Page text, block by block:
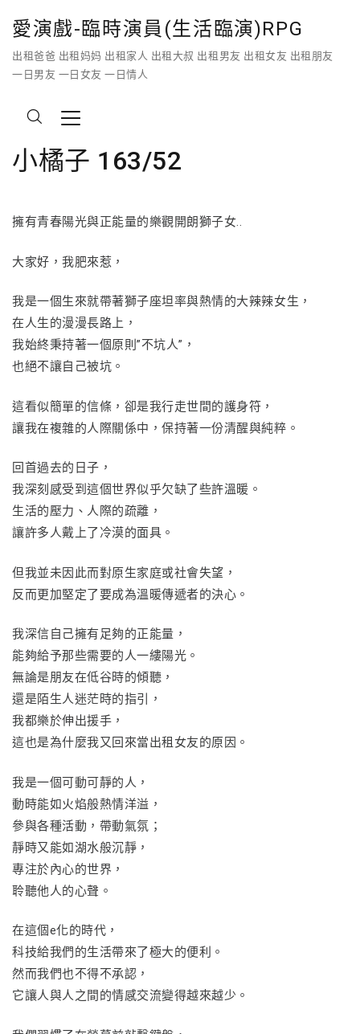
愛演戲-臨時演員(生活臨演)RPG
出租爸爸 出租妈妈 出租家人 出租大叔 出租男友 出租女友 出租朋友
一日男友 一日女友 一日情人
小橘子 163/52
擁有青春陽光與正能量的樂觀開朗獅子女..
大家好，我肥來惹，
我是一個生來就帶著獅子座坦率與熱情的大辣辣女生，
在人生的漫漫長路上，
我始終秉持著一個原則”不坑人”，
也絕不讓自己被坑。
這看似簡單的信條，卻是我行走世間的護身符，
讓我在複雜的人際關係中，保持著一份清醒與純粹。
回首過去的日子，
我深刻感受到這個世界似乎欠缺了些許溫暖。
生活的壓力、人際的疏離，
讓許多人戴上了冷漠的面具。
但我並未因此而對原生家庭或社會失望，
反而更加堅定了要成為溫暖傳遞者的決心。
我深信自己擁有足夠的正能量，
能夠給予那些需要的人一縷陽光。
無論是朋友在低谷時的傾聽，
還是陌生人迷茫時的指引，
我都樂於伸出援手，
這也是為什麼我又回來當出租女友的原因。
我是一個可動可靜的人，
動時能如火焰般熱情洋溢，
參與各種活動，帶動氣氛；
靜時又能如湖水般沉靜，
專注於內心的世界，
聆聽他人的心聲。
在這個e化的時代，
科技給我們的生活帶來了極大的便利。
然而我們也不得不承認，
它讓人與人之間的情感交流變得越來越少。